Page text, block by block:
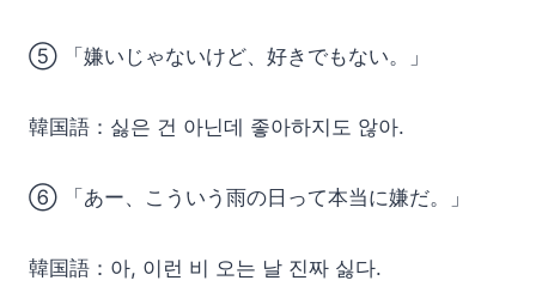
⑤ 「嫌いじゃないけど、好きでもない。」
韓国語：싫은 건 아닌데 좋아하지도 않아.
⑥ 「あー、こういう雨の日って本当に嫌だ。」
韓国語：아, 이런 비 오는 날 진짜 싫다.